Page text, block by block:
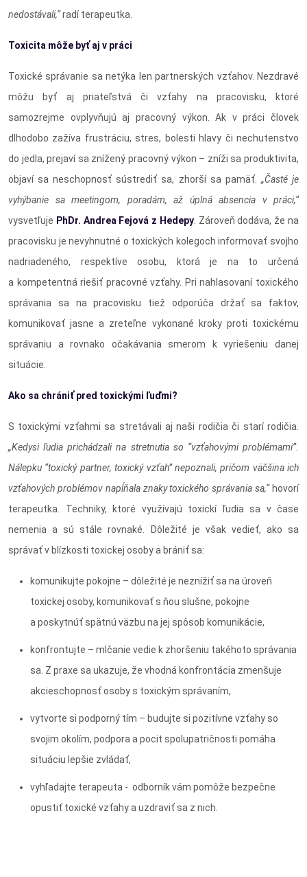
nedostávali,“radí terapeutka.
Toxicita môže byť aj v práci
Toxické správanie sa netýka len partnerských vzťahov. Nezdravé
môžu byť aj priateľstvá či vzťahy na pracovisku, ktoré
samozrejme ovplyvňujú aj pracovný výkon. Ak v práci človek
dlhodobo zažíva frustráciu, stres, bolesti hlavy či nechutenstvo
do jedla, prejaví sa znížený pracovný výkon – zníži sa produktivita,
objaví sa neschopnosť sústrediť sa, zhorší sa pamäť. „Časté je
vyhýbanie sa meetingom, poradám, až úplná absencia v práci,“
vysvetľuje PhDr. Andrea Fejová z Hedepy. Zároveň dodáva, že na
pracovisku je nevyhnutné o toxických kolegoch informovať svojho
nadriadeného, respektíve osobu, ktorá je na to určená
a kompetentná riešiť pracovné vzťahy. Pri nahlasovaní toxického
správania sa na pracovisku tiež odporúča držať sa faktov,
komunikovať jasne a zreteľne vykonané kroky proti toxickému
správaniu a rovnako očakávania smerom k vyriešeniu danej
situácie.
Ako sa chrániť pred toxickými ľuďmi?
S toxickými vzťahmi sa stretávali aj naši rodičia či starí rodičia.
„Kedysi ľudia prichádzali na stretnutia so “vzťahovými problémami”.
Nálepku “toxický partner, toxický vzťah” nepoznali, pričom väčšina ich
vzťahových problémov napĺňala znaky toxického správania sa,“hovorí
terapeutka. Techniky, ktoré využívajú toxickí ľudia sa v čase
nemenia a sú stále rovnaké. Dôležité je však vedieť, ako sa
správať v blízkosti toxickej osoby a brániť sa:
komunikujte pokojne – dôležité je neznížiť sa na úroveň
toxickej osoby, komunikovať s ňou slušne, pokojne
a poskytnúť spätnú väzbu na jej spôsob komunikácie,
konfrontujte – mlčanie vedie k zhoršeniu takéhoto správania
sa. Z praxe sa ukazuje, že vhodná konfrontácia zmenšuje
akcieschopnosť osoby s toxickým správaním,
vytvorte si podporný tím – budujte si pozitívne vzťahy so
svojim okolím, podpora a pocit spolupatričnosti pomáha
situáciu lepšie zvládať,
vyhľadajte terapeuta - odborník vám pomôže bezpečne
opustiť toxické vzťahy a uzdraviť sa z nich.